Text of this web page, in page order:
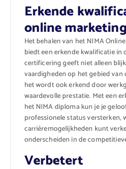
Erkende
online marketing
Het behalen van het NIMA
biedt een erkende kwalificatie in
certificering geeft niet alleen
vaardigheden op het gebied
het wordt ook erkend door
waardevolle prestatie. Met een
het NIMA diploma kun je je
professionele status versterken,
carrièremogelijkheden kunt
onderscheiden in de
Verbetert